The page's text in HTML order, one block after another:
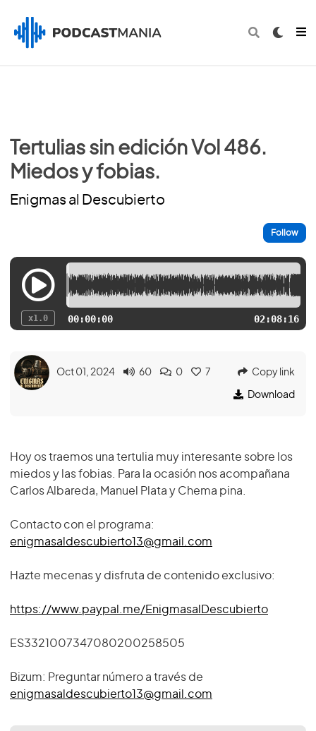
Tertulias sin edición Vol 486.
Miedos y fobias.
Enigmas al Descubierto
Follow
00:00:00 02:08:16
x1.0
Oct 01, 2024 60 0 7 Copy link
Download
Hoy os traemos una tertulia muy interesante sobre los
miedos y las fobias. Para la ocasión nos acompañana
Carlos Albareda, Manuel Plata y Chema pina.
Contacto con el programa:
enigmasaldescubierto13@gmail.com
Hazte mecenas y disfruta de contenido exclusivo:
https://www.paypal.me/EnigmasalDescubierto
ES3321007347080200258505
Bizum: Preguntar número a través de
enigmasaldescubierto13@gmail.com